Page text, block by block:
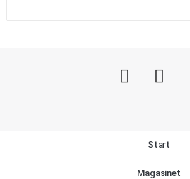
Start
Magasinet